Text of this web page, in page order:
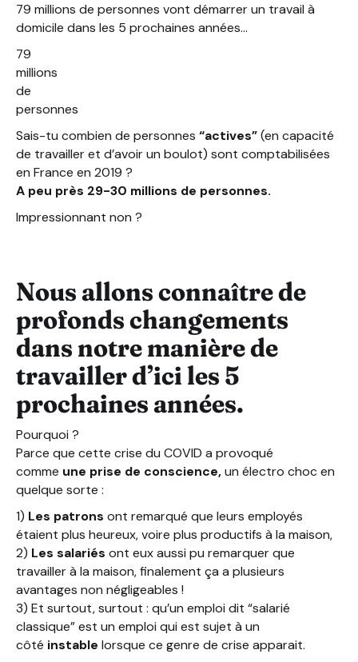
79 millions de personnes vont démarrer un travail à
domicile dans les 5 prochaines années…
79
millions
de
personnes
Sais-tu combien de personnes “actives”(en capacité
de travailler et d’avoir un boulot) sont comptabilisées
en France en 2019 ?
A peu près 29-30 millions de personnes.
Impressionnant non ?
Nous allons connaître de
profonds changements
dans notre manière de
travailler d’ici les 5
prochaines années.
Pourquoi ?
Parce que cette crise du COVID a provoqué
comme une prise de conscience,un électro choc en
quelque sorte :
1) Les patrons ont remarqué que leurs employés
étaient plus heureux, voire plus productifs à la maison,
2) Les salariés ont eux aussi pu remarquer que
travailler à la maison, finalement ça a plusieurs
avantages non négligeables !
3) Et surtout, surtout : qu’un emploi dit “salarié
classique” est un emploi qui est sujet à un
côté instable lorsque ce genre de crise apparait.